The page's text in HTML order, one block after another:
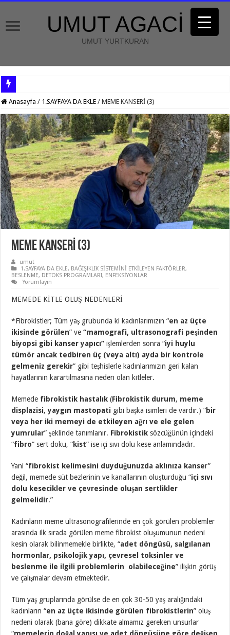
UMUT AGACİ
UMUT YURTKURAN
Anasayfa / 1.SAYFAYA DA EKLE / MEME KANSERİ (3)
MEME KANSERİ (3)
umut
1.SAYFAYA DA EKLE, BAĞIŞIKLIK SİSTEMİNİ ETKİLEYEN FAKTÖRLER,
BESLENME, DETOKS PROGRAMLARI, ENFEKSİYONLAR
Yorumlayın
MEMEDE KİTLE OLUŞ NEDENLERİ
*Fibrokistler; Tüm yaş grubunda ki kadınlarımızın “en az üçte
ikisinde görülen” ve“mamografi, ultrasonografi peşinden
biyopsi gibi kanser yapıcı” işlemlerden sonra “iyi huylu
tümör ancak tedbiren üç (veya altı) ayda bir kontrole
gelmeniz gerekir” gibi teşhislerle kadınlarımızın geri kalan
hayatlarının karartılmasına neden olan kitleler.
Memede fibrokistik hastalık (Fibrokistik durum, meme
displazisi,yaygın mastopati gibi başka isimleri de vardır.) “bir
veya her iki memeyi de etkileyen ağrı ve ele gelen
yumrular” şeklinde tanımlanır. Fibrokistik sözcüğünün içindeki
“fibro” sert doku, “kist” ise içi sıvı dolu kese anlamındadır.
Yani “fibrokist kelimesini duyduğunuzda aklınıza kanser”
değil, memede süt bezlerinin ve kanallarının oluşturduğu “içi sıvı
dolu kesecikler ve çevresinde oluşan sertlikler
gelmelidir.”
Kadınların meme ultrasonografilerinde en çok görülen problemler
arasında ilk sırada görülen meme fibrokist oluşumunun nedeni
kesin olarak bilinmemekle birlikte, “adet döngüsü, salgılanan
hormonlar, psikolojik yapı, çevresel toksinler ve
beslenme ile ilgili problemlerin olabileceğine” ilişkin görüş
ve çalışmalar devam etmektedir.
Tüm yaş gruplarında görülse de en çok 30-50 yaş aralığındaki
kadınların “en az üçte ikisinde görülen fibrokistlerin” oluş
nedeni olarak (bana göre) dikkate almamız gereken unsurlar
“memelerin doğal yapısı ve adet döngüsüne göre değişen